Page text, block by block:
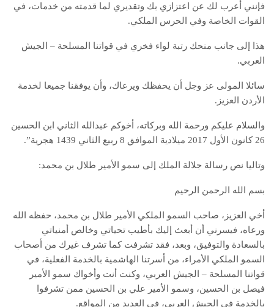
فإنني أعرب لك عن اعتزازي بك وتقديري لما قدمته من خدمات، في
القوات الخاصة وفي الحرس الملكي.
هذا إلى جانب منحك رتبة لواء فخري في قواتنا المسلحة – الجيش
العربي.
سائلا المولى عز وجل أن يحفظك ويرعاك، وأن يوفقنا جميعا لخدمة
الأردن العزيز.
والسلام عليكم ورحمة الله وبركاته، أخوكم عبدالله الثاني ابن الحسين
26 كانون الأول 2017 ميلادية الموافق 8 ربيع الثاني 1439 هجرية”.
وتاليا نص رسالة جلالة الملك إلى سمو الأمير طلال بن محمد:
بسم الله الرحمن الرحيم
أخي العزيز، صاحب السمو الملكي الأمير طلال بن محمد، حفظه الله
ورعاه، فيسرني أن أبعث إليك بأطيب تحياتي وخالص أمنياتي
بالسعادة والتوفيق، وبعد، فقد تشرفت كما تشرف غيرك من أصحاب
السمو الملكي الأمراء، من أسرتنا الهاشمية بالخدمة الفعلية، في
قواتنا المسلحة – الجيش العربي، وكنت أنت وأخواك سمو الأمير
فيصل بن الحسين، وسمو الأمير علي بن الحسين ممن تشرفوا
بالخدمة في الجيش العربي، في العديد من المواقع.